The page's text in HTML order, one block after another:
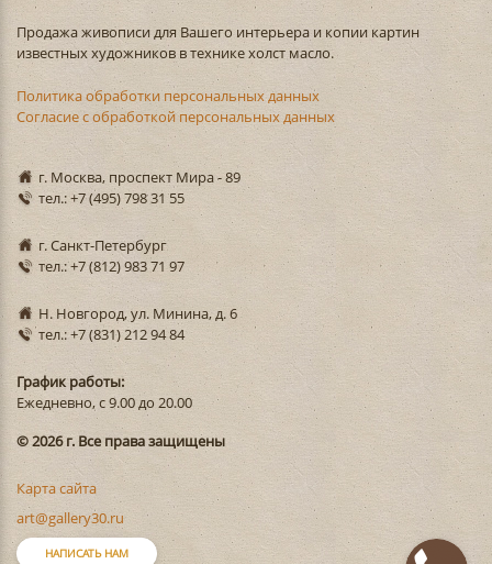
Продажа живописи для Вашего интерьера и копии картин
известных художников в технике холст масло.
Политика обработки персональных данных
Согласие с обработкой персональных данных
г. Москва, проспект Мира - 89
тел.: +7 (495) 798 31 55
г. Санкт-Петербург
тел.: +7 (812) 983 71 97
Н. Новгород, ул. Минина, д. 6
тел.: +7 (831) 212 94 84
График работы:
Ежедневно, с 9.00 до 20.00
© 2026 г. Все права защищены
Карта сайта
art@gallery30.ru
НАПИСАТЬ НАМ